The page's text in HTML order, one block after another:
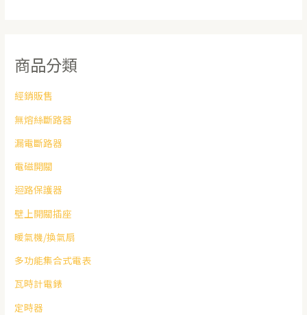
商品分類
經銷販售
無熔絲斷路器
漏電斷路器
電磁開關
迴路保護器
壁上開關插座
暖氣機/換氣扇
多功能集合式電表
瓦時計電錶
定時器